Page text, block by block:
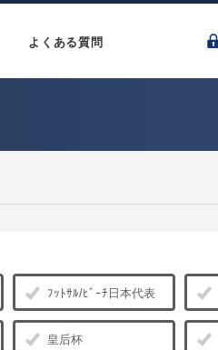
よくある質問
ﾌｯﾄｻﾙ/ﾋﾞｰﾁ日本代表
皇后杯